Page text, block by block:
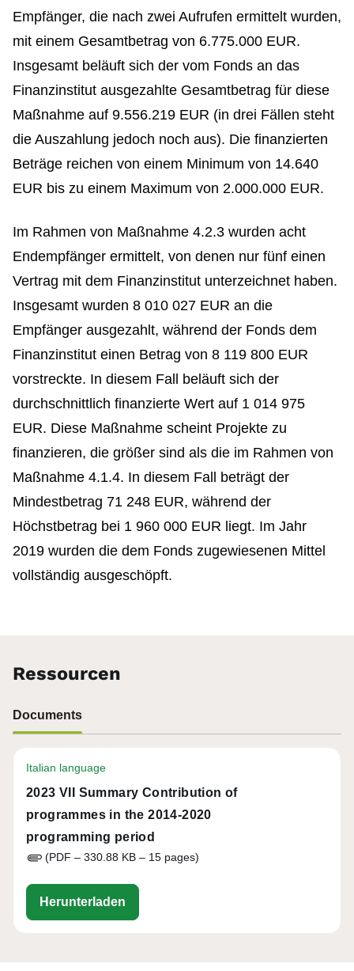
Empfänger, die nach zwei Aufrufen ermittelt wurden,
mit einem Gesamtbetrag von 6.775.000 EUR.
Insgesamt beläuft sich der vom Fonds an das
Finanzinstitut ausgezahlte Gesamtbetrag für diese
Maßnahme auf 9.556.219 EUR (in drei Fällen steht
die Auszahlung jedoch noch aus). Die finanzierten
Beträge reichen von einem Minimum von 14.640
EUR bis zu einem Maximum von 2.000.000 EUR.
Im Rahmen von Maßnahme 4.2.3 wurden acht
Endempfänger ermittelt, von denen nur fünf einen
Vertrag mit dem Finanzinstitut unterzeichnet haben.
Insgesamt wurden 8 010 027 EUR an die
Empfänger ausgezahlt, während der Fonds dem
Finanzinstitut einen Betrag von 8 119 800 EUR
vorstreckte. In diesem Fall beläuft sich der
durchschnittlich finanzierte Wert auf 1 014 975
EUR. Diese Maßnahme scheint Projekte zu
finanzieren, die größer sind als die im Rahmen von
Maßnahme 4.1.4. In diesem Fall beträgt der
Mindestbetrag 71 248 EUR, während der
Höchstbetrag bei 1 960 000 EUR liegt. Im Jahr
2019 wurden die dem Fonds zugewiesenen Mittel
vollständig ausgeschöpft.
Ressourcen
Documents
Italian language
2023 VII Summary Contribution of
programmes in the 2014-2020
programming period
(PDF – 330.88 KB – 15 pages)
Herunterladen